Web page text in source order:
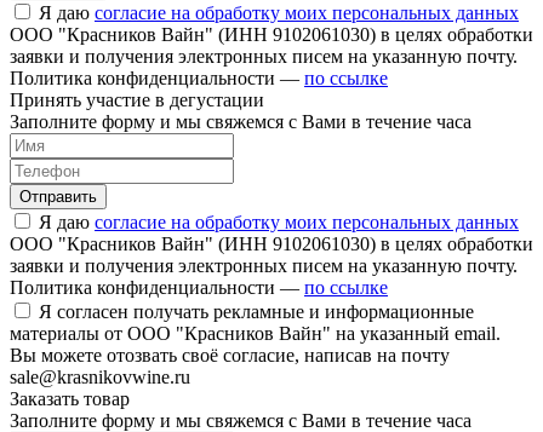
Я даю согласие на обработку моих персональных данных
ООО "Красников Вайн" (ИНН 9102061030) в целях обработки
заявки и получения электронных писем на указанную почту.
Политика конфиденциальности — по ссылке
Принять участие в дегустации
Заполните форму и мы свяжемся с Вами в течение часа
Отправить
Я даю согласие на обработку моих персональных данных
ООО "Красников Вайн" (ИНН 9102061030) в целях обработки
заявки и получения электронных писем на указанную почту.
Политика конфиденциальности — по ссылке
Я согласен получать рекламные и информационные
материалы от ООО "Красников Вайн" на указанный email.
Вы можете отозвать своё согласие, написав на почту
sale@krasnikovwine.ru
Заказать товар
Заполните форму и мы свяжемся с Вами в течение часа